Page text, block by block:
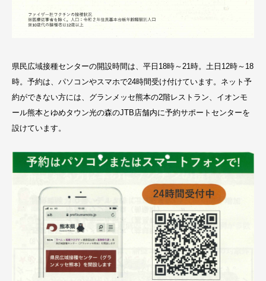
県民広域接種センターの開設時間は、平日18時～21時。土日12時～18
時。予約は、パソコンやスマホで24時間受け付けています。ネット予
約ができない方には、グランメッセ熊本の2階レストラン、イオンモ
ール熊本とゆめタウン光の森のJTB店舗内に予約サポートセンターを
設けています。